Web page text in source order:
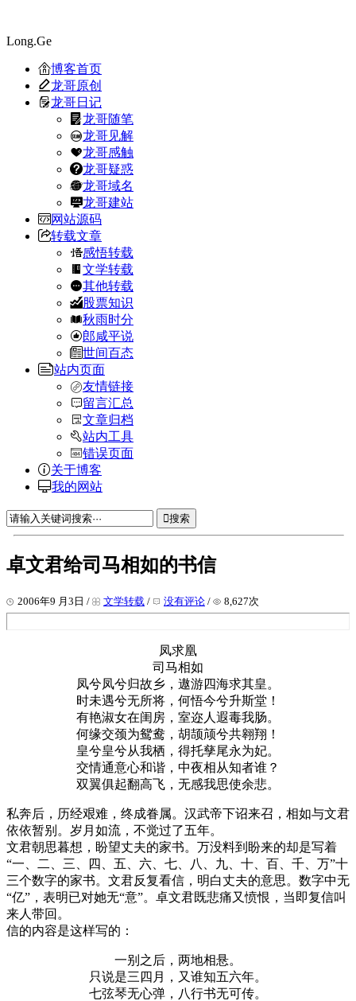
Long.Ge
博客首页
龙哥原创
龙哥日记
龙哥随笔
龙哥见解
龙哥感触
龙哥疑惑
龙哥域名
龙哥建站
网站源码
转载文章
感悟转载
文学转载
其他转载
股票知识
秋雨时分
郎咸平说
世间百态
站内页面
友情链接
留言汇总
文章归档
站内工具
错误页面
关于博客
我的网站
搜索
卓文君给司马相如的书信
2006年9 月3日 / 文学转载 / 没有评论 / 8,627次
凤求凰
司马相如
凤兮凤兮归故乡，遨游四海求其皇。
时未遇兮无所将，何悟今兮升斯堂！
有艳淑女在闺房，室迩人遐毒我肠。
何缘交颈为鸳鸯，胡颉颃兮共翱翔！
皇兮皇兮从我栖，得托孳尾永为妃。
交情通意心和谐，中夜相从知者谁？
双翼俱起翻高飞，无感我思使余悲。
私奔后，历经艰难，终成眷属。汉武帝下诏来召，相如与文君
依依暂别。岁月如流，不觉过了五年。
文君朝思暮想，盼望丈夫的家书。万没料到盼来的却是写着
“一、二、三、四、五、六、七、八、九、十、百、千、万”十
三个数字的家书。文君反复看信，明白丈夫的意思。数字中无
“亿”，表明已对她无“意”。卓文君既悲痛又愤恨，当即复信叫
来人带回。
信的内容是这样写的：
一别之后，两地相悬。
只说是三四月，又谁知五六年。
七弦琴无心弹，八行书无可传。